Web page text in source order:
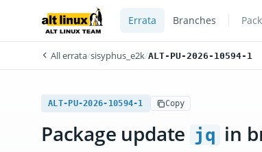
Errata Branches
All errata/sisyphus_e2k/ALT-PU-2026-10594-1
ALT-PU-2026-10594-1 Copy
Package update jq in